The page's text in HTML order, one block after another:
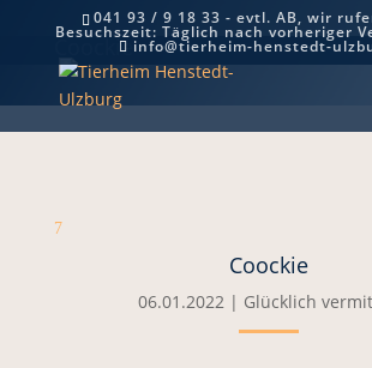
041 93 / 9 18 33 - evtl. AB, wir
Besuchszeit: Täglich nach vorheriger
info@tierheim-henstedt-
Coockie
7
Coockie
06.01.2022| Glücklich